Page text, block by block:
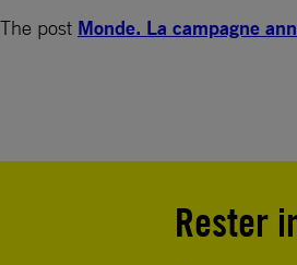
The post Monde. La campagne
Rester